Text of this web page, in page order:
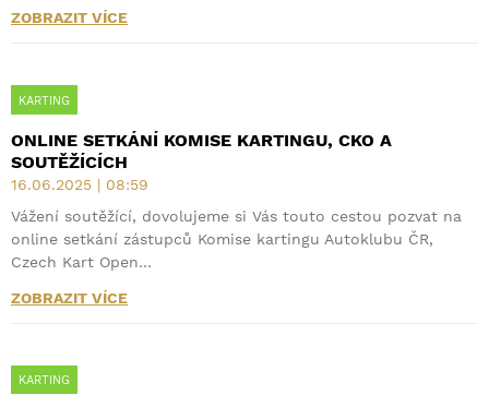
ZOBRAZIT VÍCE
KARTING
ONLINE SETKÁNÍ KOMISE KARTINGU, CKO A
SOUTĚŽÍCÍCH
16.06.2025 | 08:59
Vážení soutěžící, dovolujeme si Vás touto cestou pozvat na
online setkání zástupců Komise kartingu Autoklubu ČR,
Czech Kart Open…
ZOBRAZIT VÍCE
KARTING